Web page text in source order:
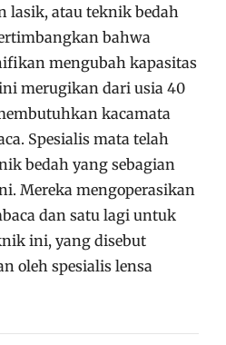
lasik, atau teknik bedah
bahwa
mengubah kapasitas
merugikan dari usia 40
kacamata
Spesialis mata telah
bedah yang sebagian
Mereka mengoperasikan
dan satu lagi untuk
ini, yang disebut
oleh spesialis lensa